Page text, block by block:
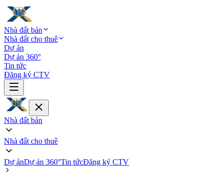
Nhà đất bán
Nhà đất cho thuê
Dự án
Dự án 360°
Tin tức
Đăng ký CTV
Nhà đất bán
Nhà đất cho thuê
Dự ánDự án 360°Tin tứcĐăng ký CTV